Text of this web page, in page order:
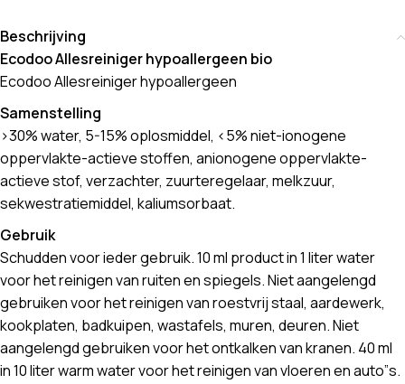
Beschrijving
Ecodoo Allesreiniger hypoallergeen bio
Ecodoo Allesreiniger hypoallergeen
Samenstelling
>30% water, 5-15% oplosmiddel, <5% niet-ionogene
oppervlakte-actieve stoffen, anionogene oppervlakte-
actieve stof, verzachter, zuurteregelaar, melkzuur,
sekwestratiemiddel, kaliumsorbaat.
Gebruik
Schudden voor ieder gebruik. 10 ml product in 1 liter water
voor het reinigen van ruiten en spiegels. Niet aangelengd
gebruiken voor het reinigen van roestvrij staal, aardewerk,
kookplaten, badkuipen, wastafels, muren, deuren. Niet
aangelengd gebruiken voor het ontkalken van kranen. 40 ml
in 10 liter warm water voor het reinigen van vloeren en auto”s.